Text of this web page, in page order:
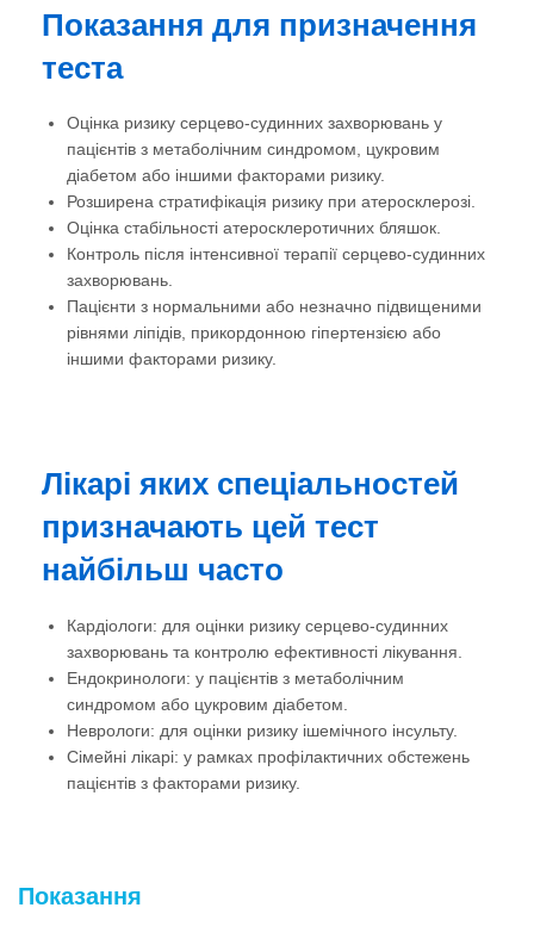
Показання для призначення
теста
Оцінка ризику серцево-судинних захворювань у
пацієнтів з метаболічним синдромом, цукровим
діабетом або іншими факторами ризику.
Розширена стратифікація ризику при атеросклерозі.
Оцінка стабільності атеросклеротичних бляшок.
Контроль після інтенсивної терапії серцево-судинних
захворювань.
Пацієнти з нормальними або незначно підвищеними
рівнями ліпідів, прикордонною гіпертензією або
іншими факторами ризику.
Лікарі яких спеціальностей
призначають цей тест
найбільш часто
Кардіологи: для оцінки ризику серцево-судинних
захворювань та контролю ефективності лікування.
Ендокринологи: у пацієнтів з метаболічним
синдромом або цукровим діабетом.
Неврологи: для оцінки ризику ішемічного інсульту.
Сімейні лікарі: у рамках профілактичних обстежень
пацієнтів з факторами ризику.
Показання